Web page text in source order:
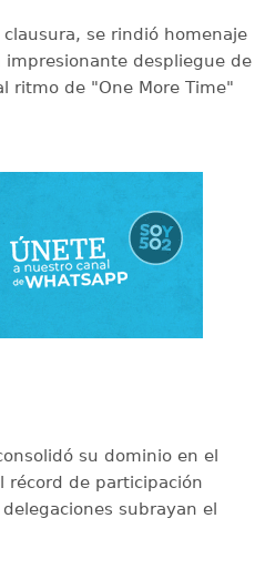
se rindió homenaje
impresionante despliegue de
ritmo de "One More Time"
su dominio en el
récord de participación
subrayan el